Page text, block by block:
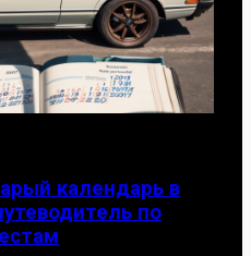
календарь в
по